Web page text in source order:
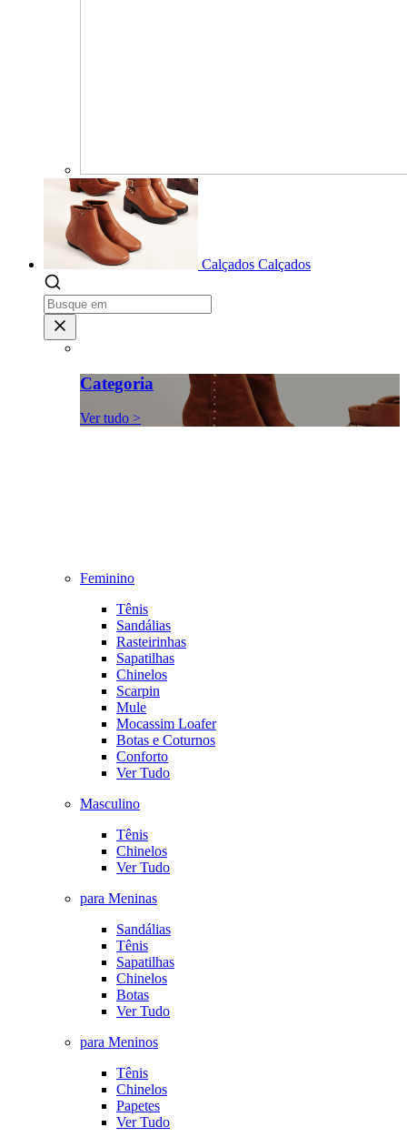
Calçados Calçados
Categoria
Ver tudo >
Feminino
Tênis
Sandálias
Rasteirinhas
Sapatilhas
Chinelos
Scarpin
Mule
Mocassim Loafer
Botas e Coturnos
Conforto
Ver Tudo
Masculino
Tênis
Chinelos
Ver Tudo
para Meninas
Sandálias
Tênis
Sapatilhas
Chinelos
Botas
Ver Tudo
para Meninos
Tênis
Chinelos
Papetes
Ver Tudo